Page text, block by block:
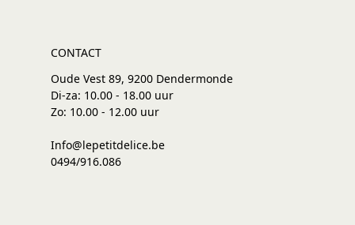
CONTACT
Oude Vest 89, 9200 Dendermonde
Di-za: 10.00 - 18.00 uur
Zo: 10.00 - 12.00 uur
Info@lepetitdelice.be
0494/916.086